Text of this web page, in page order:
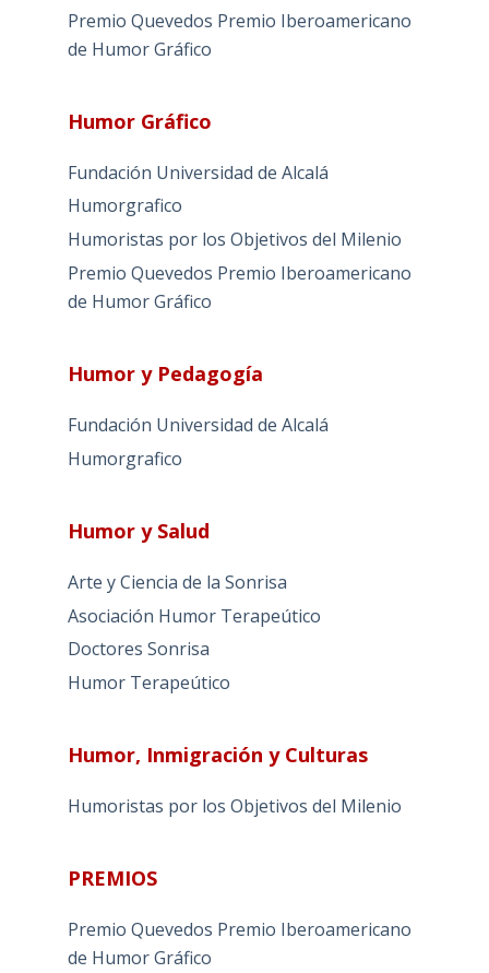
Premio Quevedos Premio Iberoamericano
de Humor Gráfico
Humor Gráfico
Fundación Universidad de Alcalá
Humorgrafico
Humoristas por los Objetivos del Milenio
Premio Quevedos Premio Iberoamericano
de Humor Gráfico
Humor y Pedagogía
Fundación Universidad de Alcalá
Humorgrafico
Humor y Salud
Arte y Ciencia de la Sonrisa
Asociación Humor Terapeútico
Doctores Sonrisa
Humor Terapeútico
Humor, Inmigración y Culturas
Humoristas por los Objetivos del Milenio
PREMIOS
Premio Quevedos Premio Iberoamericano
de Humor Gráfico